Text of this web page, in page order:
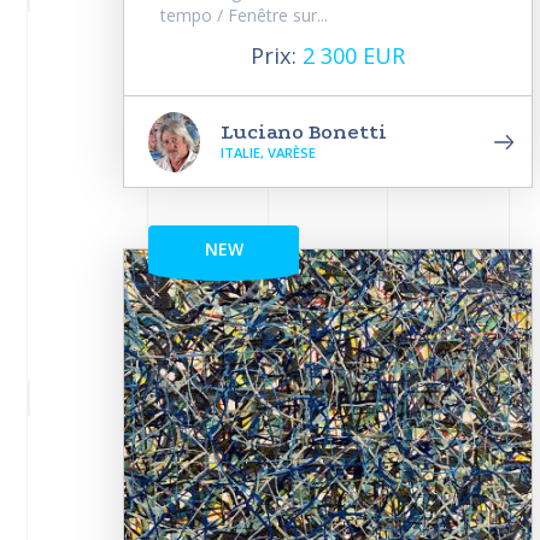
tempo / Fenêtre sur...
Prix: 2 300 EUR
Luciano Bonetti
ITALIE, VARÈSE
NEW